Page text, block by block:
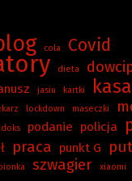
cola Covid
dieta
jasiu kartki kasa
lockdown maseczki
podanie policja
praca punkt G
szwagier xiaomi